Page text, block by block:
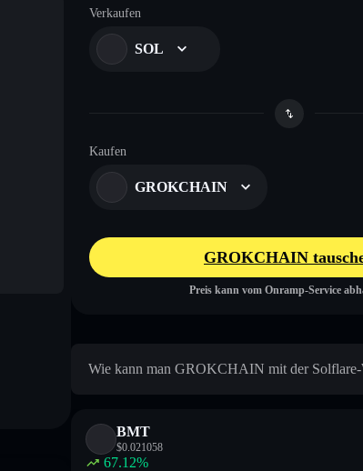
Verkaufen
SOL
Kaufen
GROKCHAIN
GROKCHAIN
Preis kann vom Onramp-Service
Wie kann man GROKCHAIN mit der Solflare-
BMT
$0.021058
67.12%